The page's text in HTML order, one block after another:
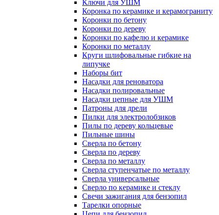
Ключи для УШМ
Коронка по керамике и керамограниту
Коронки по бетону
Коронки по дереву
Коронки по кафелю и керамике
Коронки по металлу
Круги шлифовальные гибкие на
липучке
Наборы бит
Насадки для реноватора
Насадки полировальные
Насадки цепные для УШМ
Патроны для дрели
Пилки для электролобзиков
Пилы по дереву кольцевые
Пильные шины
Сверла по бетону
Сверла по дереву
Сверла по металлу
Сверла ступенчатые по металлу
Сверла универсальные
Сверло по керамике и стеклу
Свечи зажигания для бензопил
Тарелки опорные